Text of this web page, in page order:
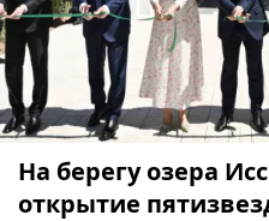
На берегу озера
открытие